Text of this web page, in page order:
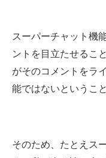
スーパーチャット機
ントを目立たせるこ
がそのコメントをラ
能ではないというこ
そのため、たとえス